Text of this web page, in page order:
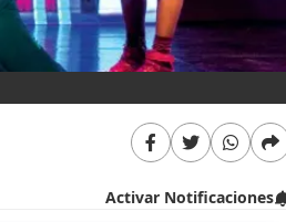
Activar Notificaciones